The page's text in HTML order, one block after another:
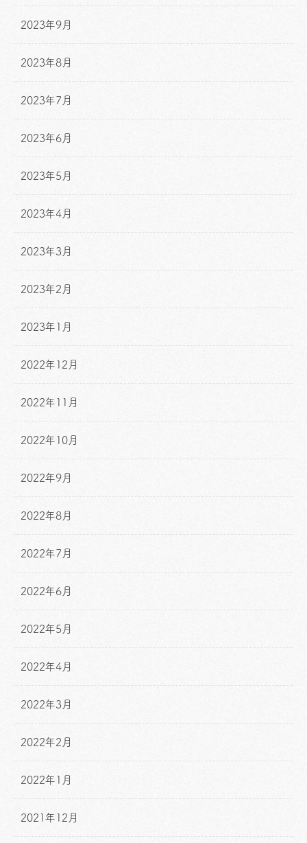
2023年9月
2023年8月
2023年7月
2023年6月
2023年5月
2023年4月
2023年3月
2023年2月
2023年1月
2022年12月
2022年11月
2022年10月
2022年9月
2022年8月
2022年7月
2022年6月
2022年5月
2022年4月
2022年3月
2022年2月
2022年1月
2021年12月